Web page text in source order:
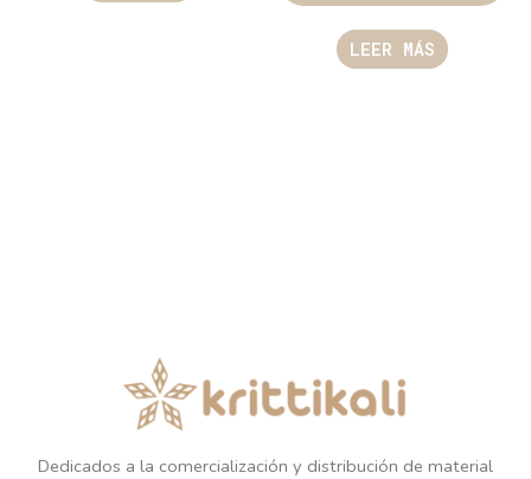
LEER MÁS
Dedicados a la comercialización y distribución de material